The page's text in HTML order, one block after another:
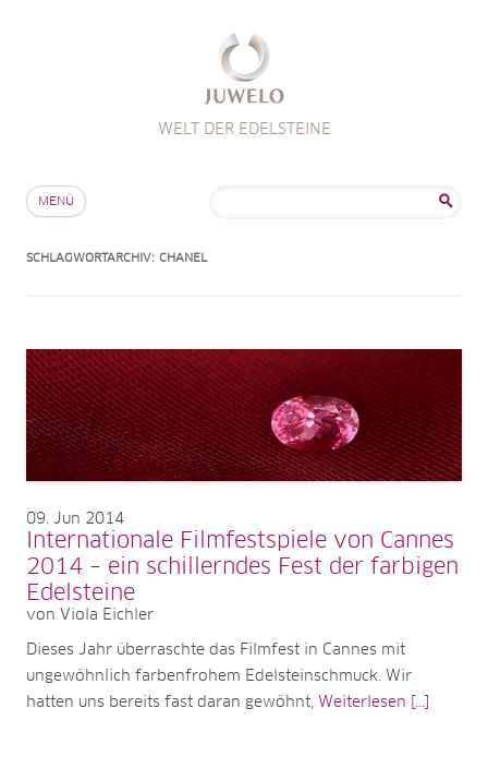
WELT DER EDELSTEINE
MENÜ
SCHLAGWORTARCHIV: CHANEL
09 Jun 2014
Internationale Filmfestspiele von Cannes
2014 – ein schillerndes Fest der farbigen
Edelsteine
von Viola Eichler
Dieses Jahr überraschte das Filmfest in Cannes mit
ungewöhnlich farbenfrohem Edelsteinschmuck. Wir
hatten uns bereits fast daran gewöhnt, Weiterlesen [...]